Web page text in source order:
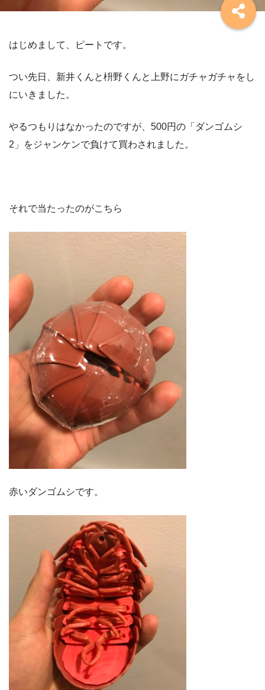
はじめまして、ピートです。
つい先日、新井くんと枡野くんと上野にガチャガチャをし
にいきました。
やるつもりはなかったのですが、500円の「ダンゴムシ
2」をジャンケンで負けて買わされました。
それで当たったのがこちら
赤いダンゴムシです。